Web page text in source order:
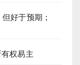
好于预期；
权易主